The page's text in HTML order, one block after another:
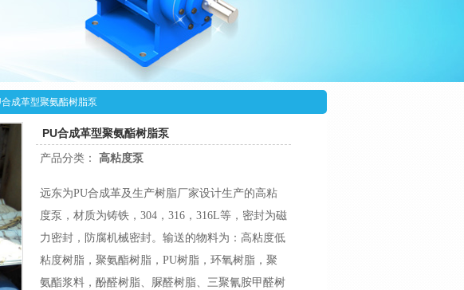
合成革型聚氨酯树脂泵
PU合成革型聚氨酯树脂泵
产品分类： 高粘度泵
远东为PU合成革及生产树脂厂家设计生产的高粘
度泵，材质为铸铁，304，316，316L等，密封为磁
力密封，防腐机械密封。输送的物料为：高粘度低
粘度树脂，聚氨酯树脂，PU树脂，环氧树脂，聚
氨酯浆料，酚醛树脂、脲醛树脂、三聚氰胺甲醛树